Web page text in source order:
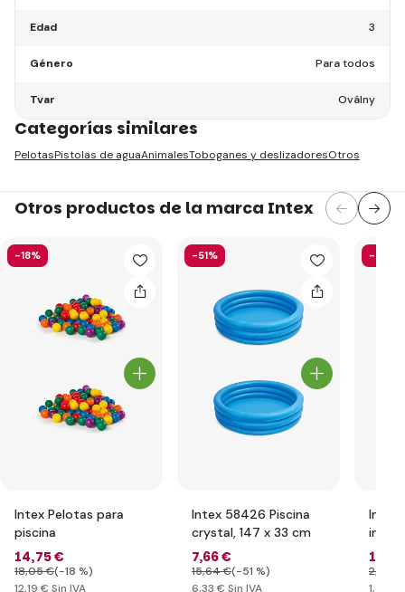
Edad 3
Género Para todos
Tvar Oválny
Categorías similares
PelotasPistolas de aguaAnimalesToboganes y deslizadoresOtros
Otros productos de la marca Intex
-18%
Intex Pelotas para
piscina
14,75 €
18,05 €(-18 %)
12,19 € Sin IVA
-51%
Intex 58426 Piscina
crystal, 147 x 33 cm
7,66 €
15,64 €(-51 %)
6,33 € Sin IVA
-40%
Intex
1
2,92 €
1,46 €